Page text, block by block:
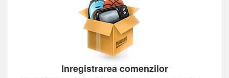
Inregistrarea comenzilor